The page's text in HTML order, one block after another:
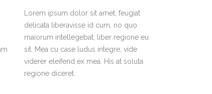
Lorem ipsum dolor sit amet, feugiat
delicata liberavisse id cum, no quo
maiorum intellegebat, liber regione eu
sit. Mea cu case ludus integre, vide
viderer eleifend ex mea. His at soluta
regione diceret.